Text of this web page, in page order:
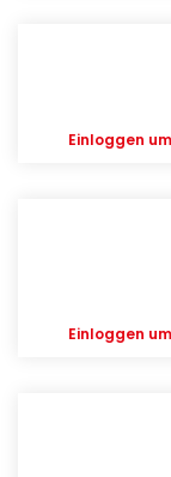
Einloggen
Einloggen